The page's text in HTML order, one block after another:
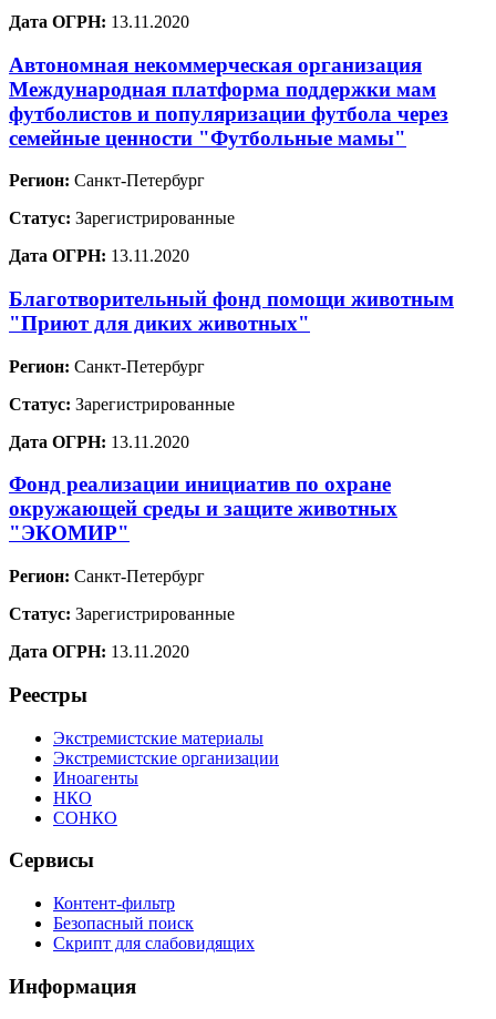
Дата ОГРН: 13.11.2020
Автономная некоммерческая организация
Международная платформа поддержки мам
футболистов и популяризации футбола через
семейные ценности "Футбольные мамы"
Регион: Санкт-Петербург
Статус: Зарегистрированные
Дата ОГРН: 13.11.2020
Благотворительный фонд помощи животным
"Приют для диких животных"
Регион: Санкт-Петербург
Статус: Зарегистрированные
Дата ОГРН: 13.11.2020
Фонд реализации инициатив по охране
окружающей среды и защите животных
"ЭКОМИР"
Регион: Санкт-Петербург
Статус: Зарегистрированные
Дата ОГРН: 13.11.2020
Реестры
Экстремистские материалы
Экстремистские организации
Иноагенты
НКО
СОНКО
Сервисы
Контент-фильтр
Безопасный поиск
Скрипт для слабовидящих
Информация